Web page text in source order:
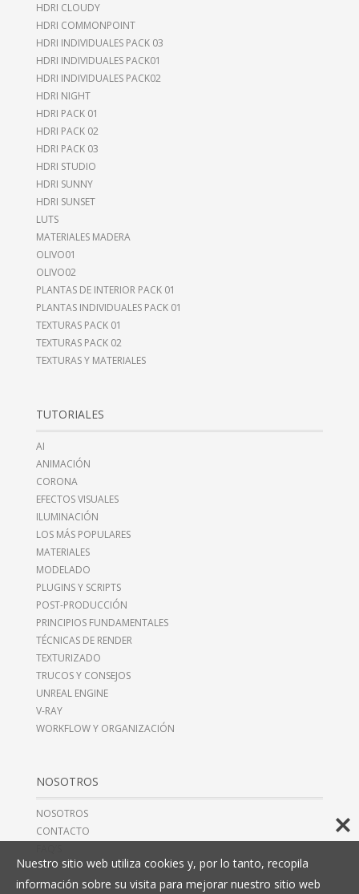
HDRI CLOUDY
HDRI COMMONPOINT
HDRI INDIVIDUALES PACK 03
HDRI INDIVIDUALES PACK01
HDRI INDIVIDUALES PACK02
HDRI NIGHT
HDRI PACK 01
HDRI PACK 02
HDRI PACK 03
HDRI STUDIO
HDRI SUNNY
HDRI SUNSET
LUTS
MATERIALES MADERA
OLIVO01
OLIVO02
PLANTAS DE INTERIOR PACK 01
PLANTAS INDIVIDUALES PACK 01
TEXTURAS PACK 01
TEXTURAS PACK 02
TEXTURAS Y MATERIALES
TUTORIALES
AI
ANIMACIÓN
CORONA
EFECTOS VISUALES
ILUMINACIÓN
LOS MÁS POPULARES
MATERIALES
MODELADO
PLUGINS Y SCRIPTS
POST-PRODUCCIÓN
PRINCIPIOS FUNDAMENTALES
TÉCNICAS DE RENDER
TEXTURIZADO
TRUCOS Y CONSEJOS
UNREAL ENGINE
V-RAY
WORKFLOW Y ORGANIZACIÓN
NOSOTROS
NOSOTROS
CONTACTO
Nuestro sitio web utiliza cookies y, por lo tanto, recopila
información sobre su visita para mejorar nuestro sitio web